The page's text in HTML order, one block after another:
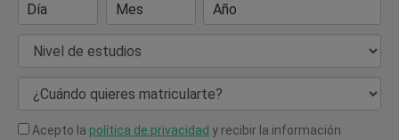
Día
Mes Año
Nivel de estudios
¿Cuándo quieres matricularte?
Acepto la política de privacidad y recibir la información